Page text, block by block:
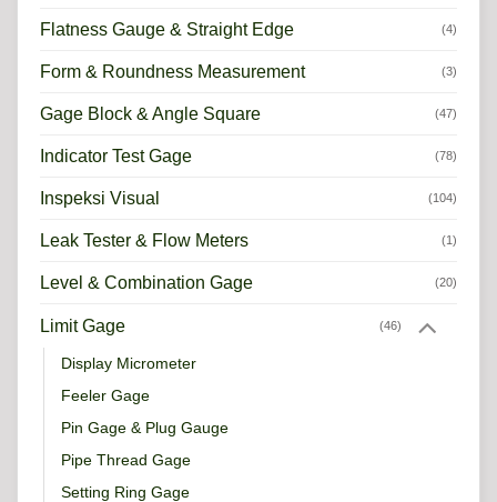
Flatness Gauge & Straight Edge (4)
Form & Roundness Measurement (3)
Gage Block & Angle Square (47)
Indicator Test Gage (78)
Inspeksi Visual (104)
Leak Tester & Flow Meters (1)
Level & Combination Gage (20)
Limit Gage (46)
Display Micrometer
Feeler Gage
Pin Gage & Plug Gauge
Pipe Thread Gage
Setting Ring Gage